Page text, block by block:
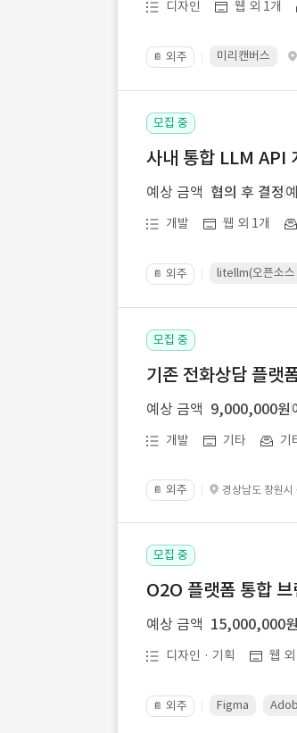
디자인 웹 외 1개
📔 외주 미리캔버스
모집 중
사내 통합 LLM API
예상 금액 협의 후 결정
개발 웹 외 1개
📔 외주 litellm(오픈소스
모집 중
기존 전화상담 플랫
예상 금액 9,000,000원
개발 기타 기
📔 외주 경상남도 창원시
모집 중
O2O 플랫폼 통합
예상 금액 15,000,000원
디자인 · 기획 웹
📔 외주 Figma